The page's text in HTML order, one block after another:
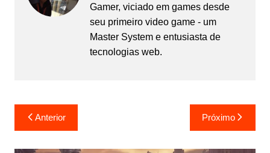
Gamer, viciado em games desde
seu primeiro video game - um
Master System e entusiasta de
tecnologias web.
Navegação
de
Anterior Próximo